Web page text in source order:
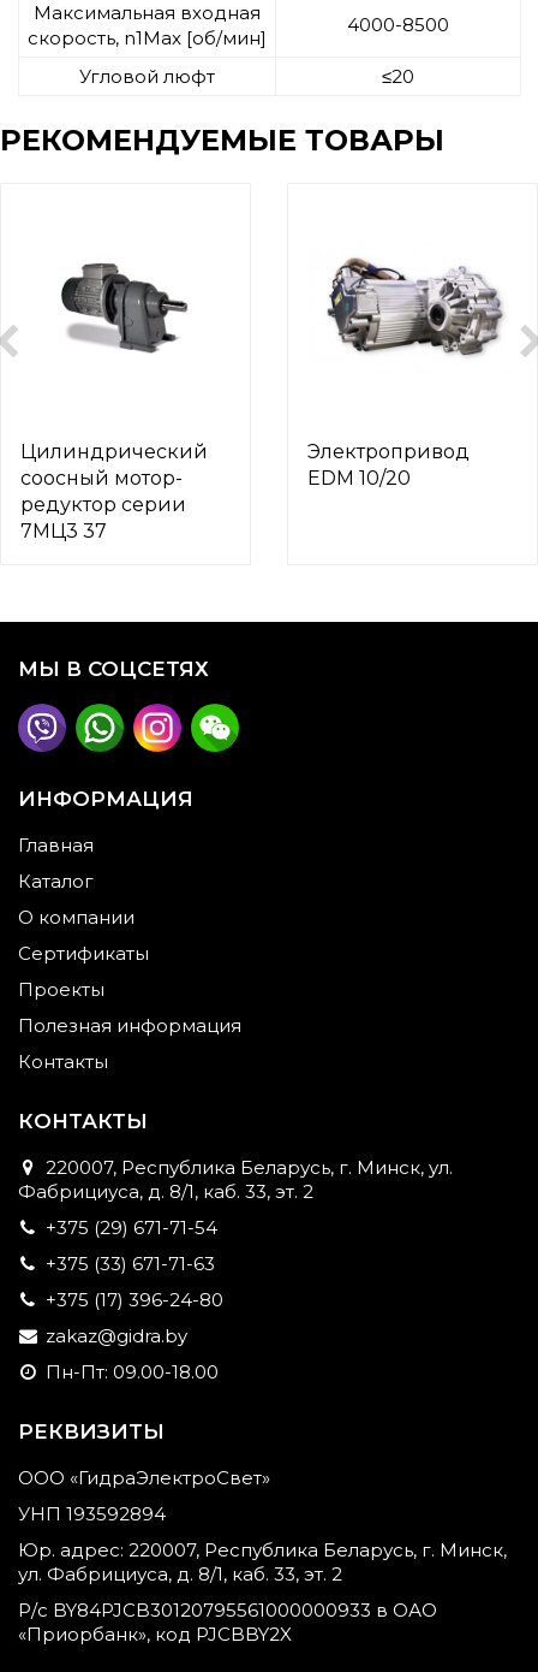
Максимальная входная
скорость, n1Max [об/мин]
4000-8500
Угловой люфт ≤20
РЕКОМЕНДУЕМЫЕ ТОВАРЫ
Цилиндрический
соосный мотор-
редуктор серии
7МЦ3 37
Электропривод
EDM 10/20
МЫ В СОЦСЕТЯХ
ИНФОРМАЦИЯ
Главная
Каталог
О компании
Сертификаты
Проекты
Полезная информация
Контакты
КОНТАКТЫ
220007, Республика Беларусь, г. Минск, ул.
Фабрициуса, д. 8/1, каб. 33, эт. 2
+375 (29) 671-71-54
+375 (33) 671-71-63
+375 (17) 396-24-80
zakaz@gidra.by
Пн-Пт: 09.00-18.00
РЕКВИЗИТЫ
ООО «ГидраЭлектроСвет»
УНП 193592894
Юр. адрес: 220007, Республика Беларусь, г. Минск,
ул. Фабрициуса, д. 8/1, каб. 33, эт. 2
Р/с BY84PJCB30120795561000000933 в ОАО
«Приорбанк», код PJCBBY2X